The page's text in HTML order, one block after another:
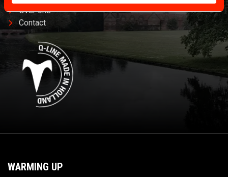
Over ons
Contact
WARMING UP